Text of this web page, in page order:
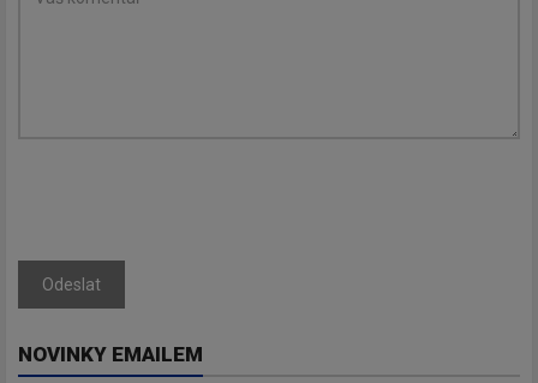
Odeslat
NOVINKY EMAILEM